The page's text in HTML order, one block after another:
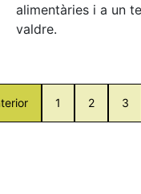
alimentàries i a un
valdre.
1 2 3